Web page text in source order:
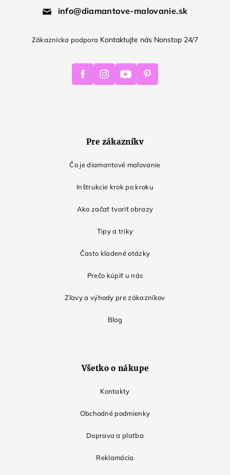
info@diamantove-malovanie.sk
Zákaznícka podpora Kontaktujte nás Nonstop 24/7
FacebookInstagramYoutube Pinterest
Pre zákazníkv
Čo je diamantové maľovanie
Inštrukcie krok po kroku
Ako začať tvoriť obrazy
Tipy a triky
Často kladené otázky
Prečo kúpiť u nás
Zľavy a výhody pre zákazníkov
Blog
Všetko o nákupe
Kontakty
Obchodné podmienky
Doprava a platba
Reklamácia